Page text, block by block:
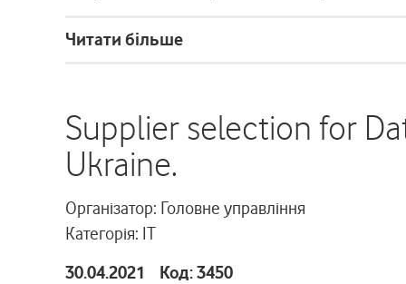
Читати більше
Supplier selection for
Ukraine.
Організатор: Головне управління
Категорія: ІТ
30.04.2021 Код: 3450